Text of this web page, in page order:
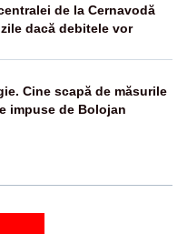
de la Cernavodă
dacă debitele vor
Cine scapă de măsurile
impuse de Bolojan